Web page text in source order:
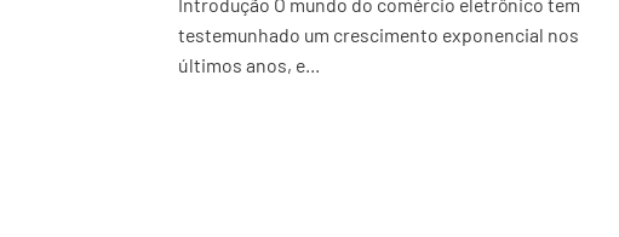
Introdução O mundo do comércio eletrônico tem
testemunhado um crescimento exponencial nos
últimos anos, e...